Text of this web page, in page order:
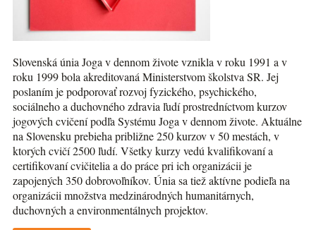
Slovenská únia Joga v dennom živote vznikla v roku 1991 a v
roku 1999 bola akreditovaná Ministerstvom školstva SR. Jej
poslaním je podporovať rozvoj fyzického, psychického,
sociálneho a duchovného zdravia ľudí prostredníctvom kurzov
jogových cvičení podľa Systému Joga v dennom živote. Aktuálne
na Slovensku prebieha približne 250 kurzov v 50 mestách, v
ktorých cvičí 2500 ľudí. Všetky kurzy vedú kvalifikovaní a
certifikovaní cvičitelia a do práce pri ich organizácii je
zapojených 350 dobrovoľníkov. Únia sa tiež aktívne podieľa na
organizácii množstva medzinárodných humanitárnych,
duchovných a environmentálnych projektov.